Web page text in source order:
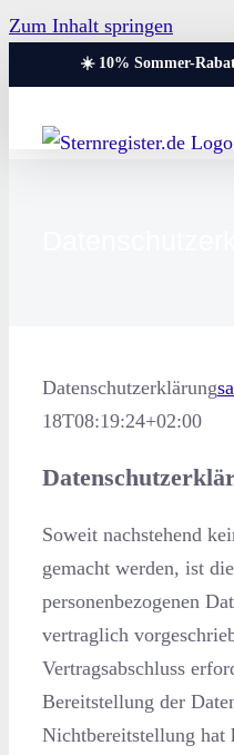
Zum Inhalt springen
☀️ 10% Sommer-
Datenschutzerklärung
18T08:19:24+02:00
Soweit nachstehend
gemacht werden, ist
personenbezogenen
vertraglich
Vertragsabschluss
Bereitstellung der
Nichtbereitstellung